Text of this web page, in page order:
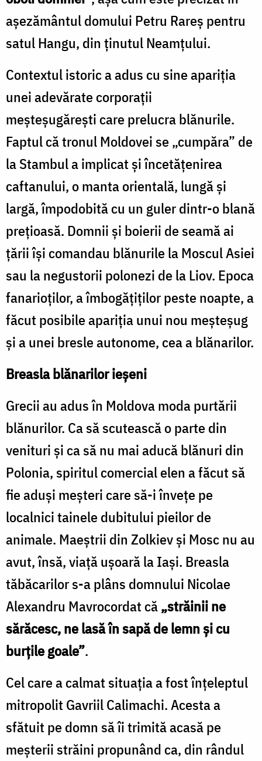
așezământul domului Petru Rareș pentru
satul Hangu, din ținutul Neamțului.
Contextul istoric a adus cu sine apariția
unei adevărate corporații
meșteșugărești care prelucra blănurile.
Faptul că tronul Moldovei se „cumpăra” de
la Stambul a implicat și încetățenirea
caftanului, o manta orientală, lungă și
largă, împodobită cu un guler dintr-o blană
prețioasă. Domnii și boierii de seamă ai
țării își comandau blănurile la Moscul Asiei
sau la negustorii polonezi de la Liov. Epoca
fanarioților, a îmbogățiților peste noapte, a
făcut posibile apariția unui nou meșteșug
și a unei bresle autonome, cea a blănarilor.
Breasla blănarilor ieșeni
Grecii au adus în Moldova moda purtării
blănurilor. Ca să scutească o parte din
venituri și ca să nu mai aducă blănuri din
Polonia, spiritul comercial elen a făcut să
fie aduși meșteri care să-i învețe pe
localnici tainele dubitului pieilor de
animale. Maeștrii din Zolkiev și Mosc nu au
avut, însă, viață ușoară la Iași. Breasla
tăbăcarilor s-a plâns domnului Nicolae
Alexandru Mavrocordat că„străinii ne
sărăcesc, ne lasă în sapă de lemn și cu
burțile goale”.
Cel care a calmat situația a fost înțeleptul
mitropolit Gavriil Calimachi. Acesta a
sfătuit pe domn să îi trimită acasă pe
meșterii străini propunând ca, din rândul